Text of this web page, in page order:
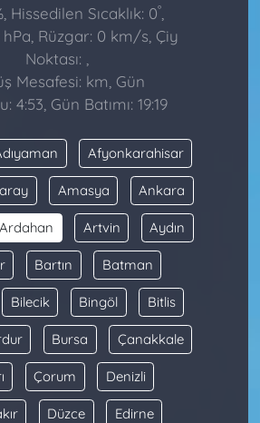
Hissedilen Sıcaklık: 0°
hPa, Rüzgar: 0 km/s, Çiy
Noktası: ,
Mesafesi: km, Gün
4:53, Gün Batımı: 19:19
Afyonkarahisar
Amasya Ankara
Ardahan Artvin Aydın
Bartın Batman
Bilecik Bingöl Bitlis
Bursa Çanakkale
Çorum Denizli
Düzce Edirne